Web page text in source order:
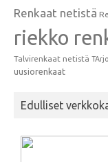
Renkaat netistä
riekko
Talvirenkaat netistä
uusiorenkaat
Edulliset